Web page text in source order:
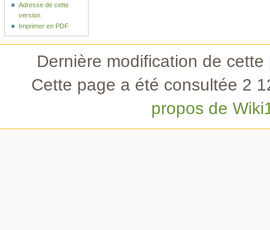
Adresse de cette
version
Imprimer en PDF
Dernière modification de
Cette page a été consultée 2
propos de